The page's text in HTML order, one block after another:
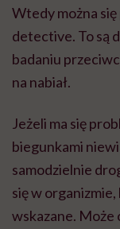
Wtedy można
detective. To są
badaniu
na nabiał.
Jeżeli ma się
biegunkami
samodzielnie
się w
wskazane.